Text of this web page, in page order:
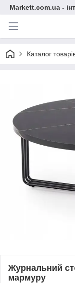
Markett.com.ua -
Каталог
Журнальний
мармуру